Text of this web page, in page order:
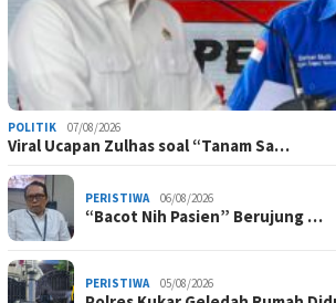
POLITIK 07/08/2026
Viral Ucapan Zulhas soal “Tanam Sa…
PERISTIWA 06/08/2026
“Bacot Nih Pasien” Berujung …
PERISTIWA 05/08/2026